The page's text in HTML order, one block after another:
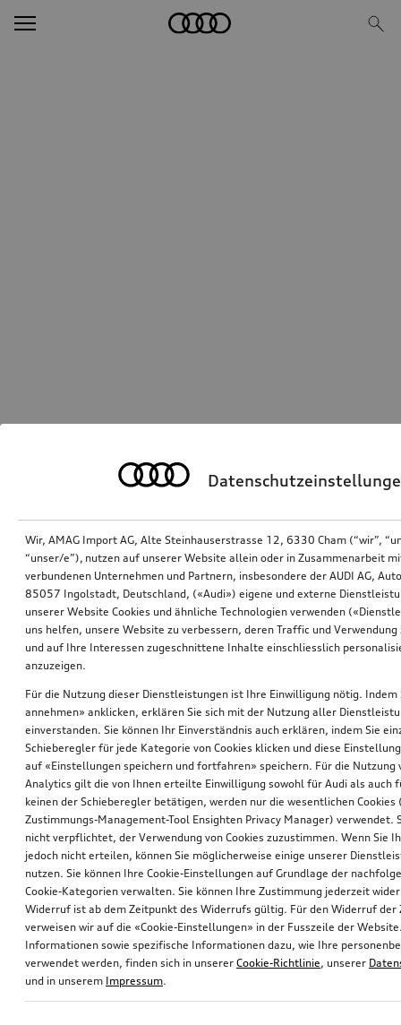
Wir, AMAG Import AG, Alte Steinhauserstrasse 12, 6330 Cham (“wir”,
“unser/e”), nutzen auf unserer Website allein oder in Zusammenarbeit
verbundenen Unternehmen und Partnern, insbesondere der AUDI AG,
85057 Ingolstadt, Deutschland, («Audi») eigene und externe
unserer Website Cookies und ähnliche Technologien verwenden
uns helfen, unsere Website zu verbessern, deren Traffic und Verwendung
und auf Ihre Interessen zugeschnittene Inhalte einschliesslich
anzuzeigen.
Für die Nutzung dieser Dienstleistungen ist Ihre Einwilligung nötig. Indem
annehmen» anklicken, erklären Sie sich mit der Nutzung aller
einverstanden. Sie können Ihr Einverständnis auch erklären, indem Sie
Schieberegler für jede Kategorie von Cookies klicken und diese
auf «Einstellungen speichern und fortfahren» speichern. Für die Nutzung
Analytics gilt die von Ihnen erteilte Einwilligung sowohl für Audi als auch
keinen der Schieberegler betätigen, werden nur die wesentlichen Cookies
Zustimmungs-Management-Tool Ensighten Privacy Manager) verwendet.
nicht verpflichtet, der Verwendung von Cookies zuzustimmen. Wenn Sie
jedoch nicht erteilen, können Sie möglicherweise einige unserer
nutzen. Sie können Ihre Cookie-Einstellungen auf Grundlage der
Cookie-Kategorien verwalten. Sie können Ihre Zustimmung jederzeit
Widerruf ist ab dem Zeitpunkt des Widerrufs gültig. Für den Widerruf der
verweisen wir auf die «Cookie-Einstellungen» in der Fusszeile der
Informationen sowie spezifische Informationen dazu, wie Ihre
verwendet werden, finden sich in unserer Cookie-Richtlinie, unserer
und in unserem Impressum.